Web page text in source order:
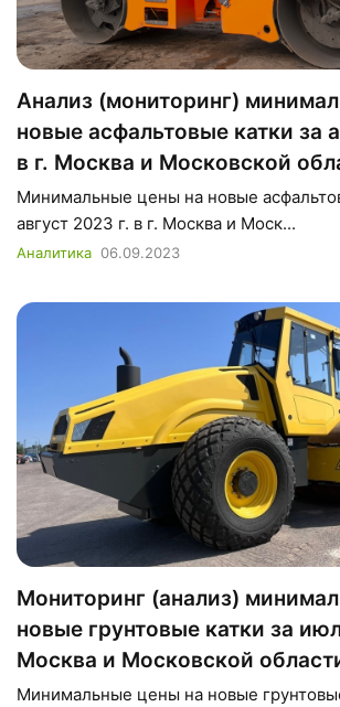
Анализ (мониторинг)
новые асфальтовые катки за
в г. Москва и Московской
Минимальные цены на новые
август 2023 г. в г. Москва и Моск...
Аналитика 06.09.2023
Мониторинг (анализ)
новые грунтовые катки за
Москва и Московской
Минимальные цены на новые